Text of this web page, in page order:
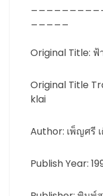
Original Title: ฟ้
Original Title
klai
Author: เพ็ญศรี
Publish Year: